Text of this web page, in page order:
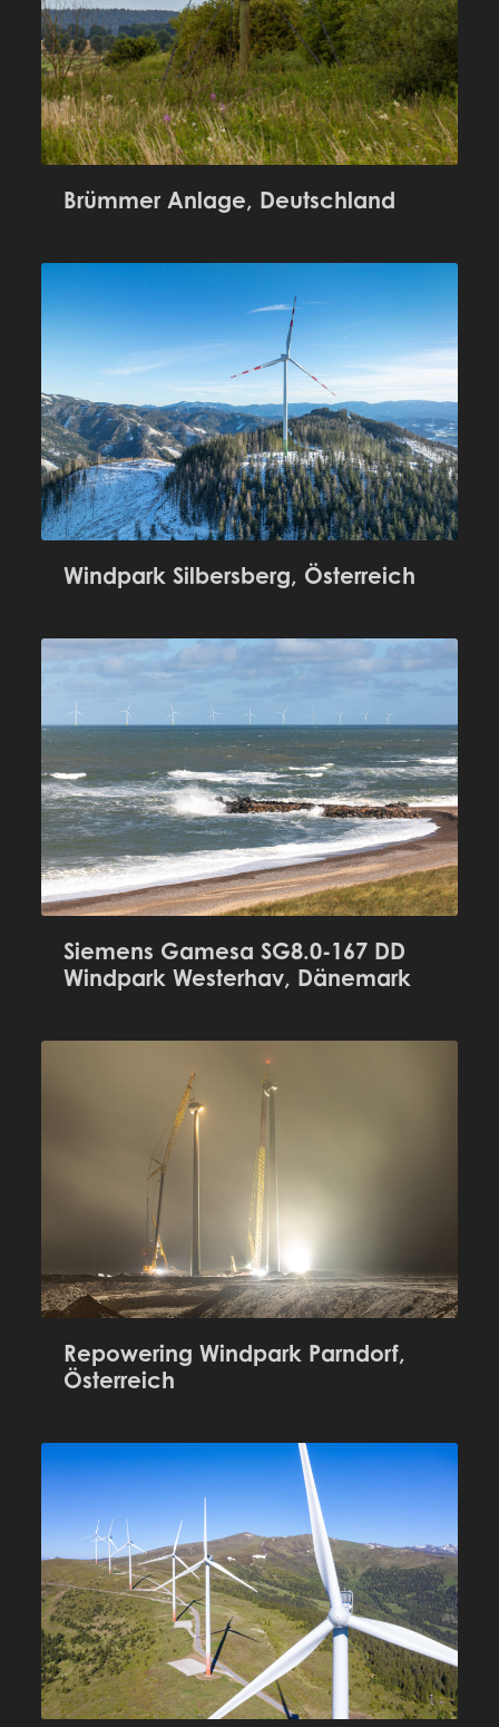
Brümmer Anlage, Deutschland
Windpark Silbersberg, Österreich
Siemens Gamesa SG8.0-167 DD
Windpark Westerhav, Dänemark
Repowering Windpark Parndorf,
Österreich